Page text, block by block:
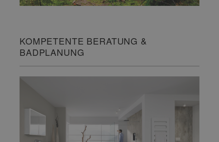
KOMPETENTE BERATUNG &
BADPLANUNG